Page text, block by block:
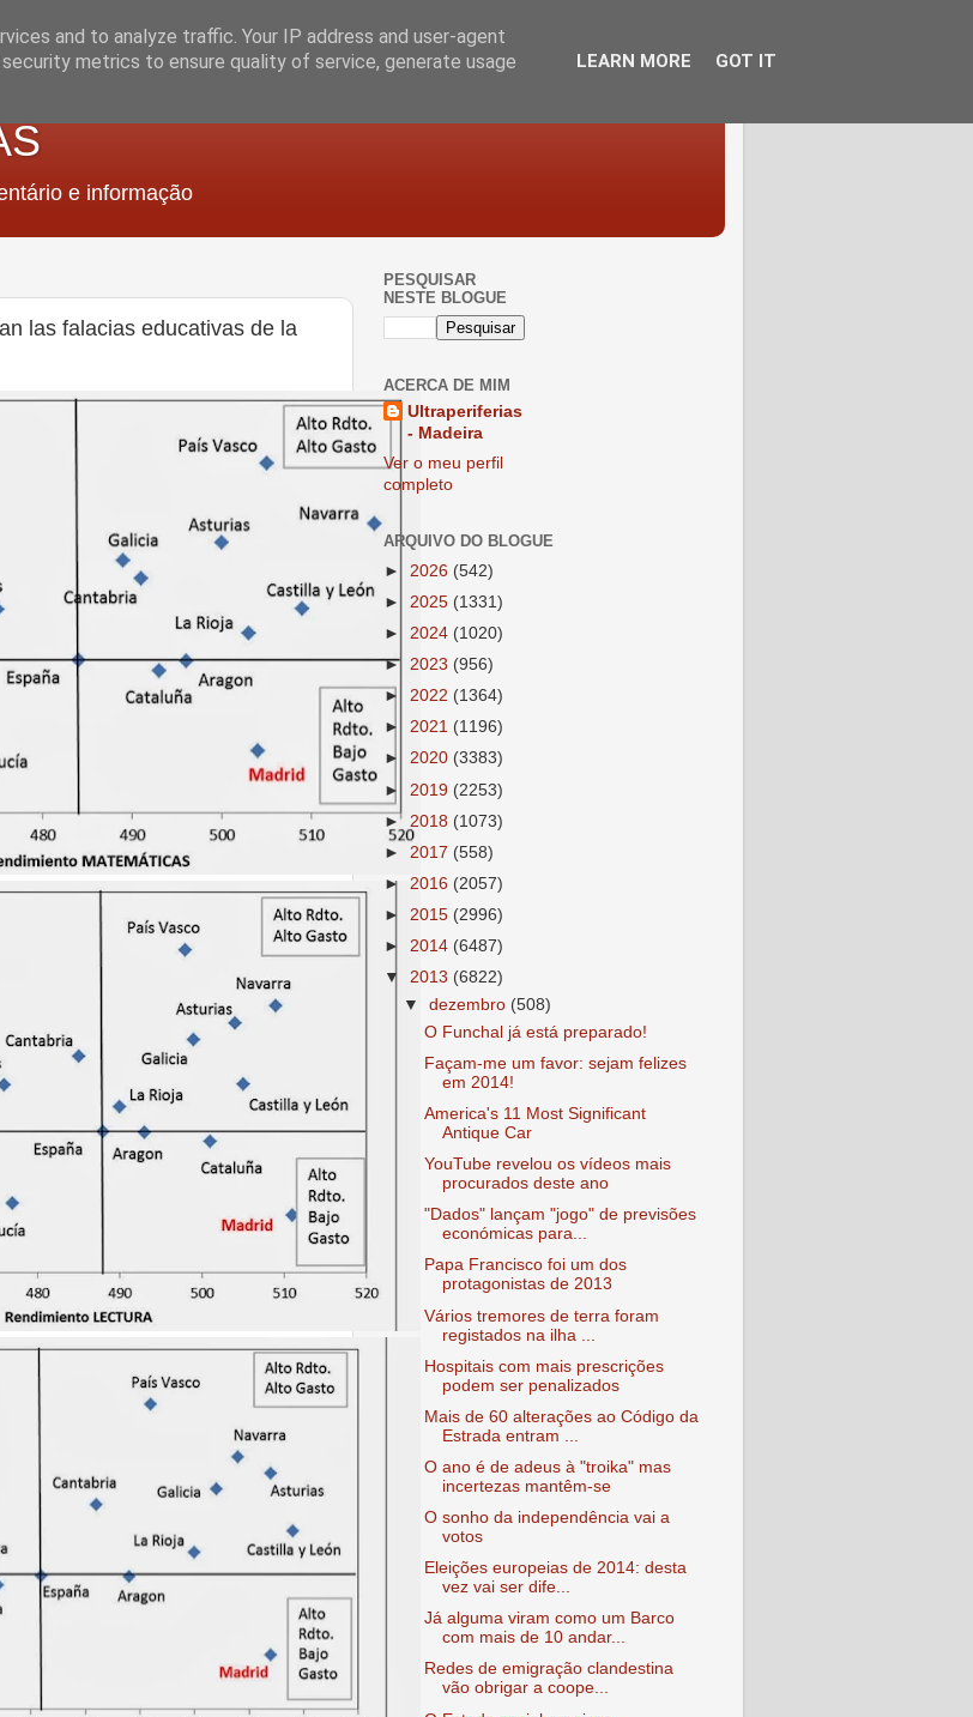
e informação
las falacias educativas de la
PESQUISAR
NESTE BLOGUE
ACERCA DE MIM
Ultraperiferias
- Madeira
Ver o meu perfil
completo
ARQUIVO DO BLOGUE
► 2026 (542)
► 2025 (1331)
► 2024 (1020)
► 2023 (956)
► 2022 (1364)
► 2021 (1196)
► 2020 (3383)
► 2019 (2253)
► 2018 (1073)
► 2017 (558)
► 2016 (2057)
► 2015 (2996)
► 2014 (6487)
▼ 2013 (6822)
▼dezembro (508)
O Funchal já está preparado!
Façam-me um favor: sejam felizes
em 2014!
America's 11 Most Significant
Antique Car
YouTube revelou os vídeos mais
procurados deste ano
"Dados" lançam "jogo" de previsões
económicas para...
Papa Francisco foi um dos
protagonistas de 2013
Vários tremores de terra foram
registados na ilha ...
Hospitais com mais prescrições
podem ser penalizados
Mais de 60 alterações ao Código da
Estrada entram ...
O ano é de adeus à "troika" mas
incertezas mantêm-se
O sonho da independência vai a
votos
Eleições europeias de 2014: desta
vez vai ser dife...
Já alguma viram como um Barco
com mais de 10 andar...
Redes de emigração clandestina
vão obrigar a coope...
and to analyze traffic. Your IP address and user-agent
metrics to ensure quality of service, generate usage
LEARN MORE GOT IT